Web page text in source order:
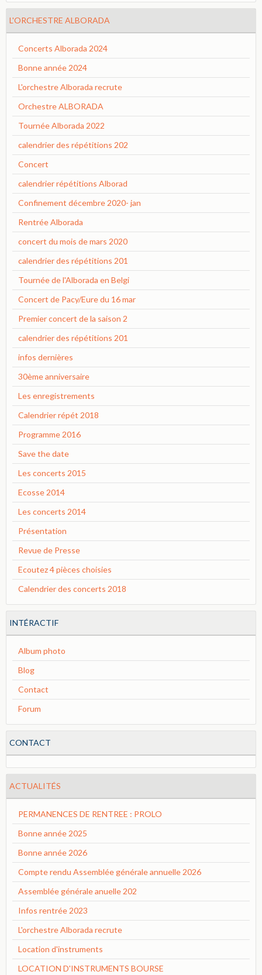
L'ORCHESTRE ALBORADA
Concerts Alborada 2024
Bonne année 2024
L'orchestre Alborada recrute
Orchestre ALBORADA
Tournée Alborada 2022
calendrier des répétitions 202
Concert
calendrier répétitions Alborad
Confinement décembre 2020- jan
Rentrée Alborada
concert du mois de mars 2020
calendrier des répétitions 201
Tournée de l'Alborada en Belgi
Concert de Pacy/Eure du 16 mar
Premier concert de la saison 2
calendrier des répétitions 201
infos dernières
30ème anniversaire
Les enregistrements
Calendrier répét 2018
Programme 2016
Save the date
Les concerts 2015
Ecosse 2014
Les concerts 2014
Présentation
Revue de Presse
Ecoutez 4 pièces choisies
Calendrier des concerts 2018
INTÉRACTIF
Album photo
Blog
Contact
Forum
CONTACT
ACTUALITÉS
PERMANENCES DE RENTREE : PROLO
Bonne année 2025
Bonne année 2026
Compte rendu Assemblée générale annuelle 2026
Assemblée générale anuelle 202
Infos rentrée 2023
L'orchestre Alborada recrute
Location d'instruments
LOCATION D'INSTRUMENTS BOURSE